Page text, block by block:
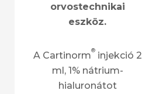
orvostechnikai
eszköz.
A Cartinorm®injekció 2
ml, 1% nátrium-
hialuronátot